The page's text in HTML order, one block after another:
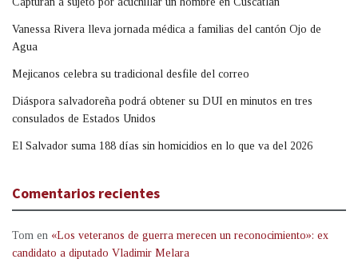
Vanessa Rivera lleva jornada médica a familias del cantón Ojo de
Agua
Mejicanos celebra su tradicional desfile del correo
Diáspora salvadoreña podrá obtener su DUI en minutos en tres
consulados de Estados Unidos
El Salvador suma 188 días sin homicidios en lo que va del 2026
Comentarios recientes
Tom en «Los veteranos de guerra merecen un reconocimiento»: ex
candidato a diputado Vladimir Melara